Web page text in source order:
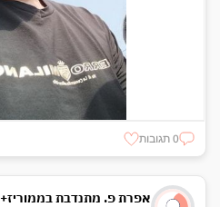
0 תגובות
אפרת פ. מתנדבת בממוריז+